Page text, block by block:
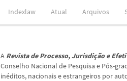
Indexlaw Atual Arquivos
A Revista de Processo, Jurisdição e
Conselho Nacional de Pesquisa e Pós-
inéditos, nacionais e estrangeiros por